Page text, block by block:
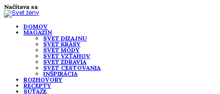
Načítava sa
DOMOV
MAGAZÍN
SVET DIZAJNU
SVET KRÁSY
SVET MÓDY
SVET VZŤAHOV
SVET ZDRAVIA
SVET CESTOVANIA
INŠPIRÁCIA
ROZHOVORY
RECEPTY
SÚŤAŽE